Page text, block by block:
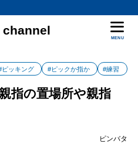
channel
MENU
ピッキング #ピックか指か #練習
指の置場所や親指
ピンバタ